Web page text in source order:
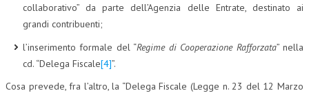
PERSONA E CITTÀ
DIRITTO
DIRITTO PENALE D’IMPRESA
collaborativo” da parte dell’Agenzia delle Entrate, destinato ai
grandi contribuenti;
l’inserimento formale del “Regime di Cooperazione Rafforzata” nella
cd. “Delega Fiscale[4]”.
Cosa prevede, fra l’altro, la “Delega Fiscale (Legge n. 23 del 12 Marzo